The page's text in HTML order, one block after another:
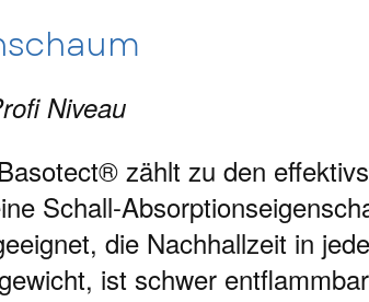
Niveau
zählt zu den
Schall-
die Nachhallzeit in
ist schwer